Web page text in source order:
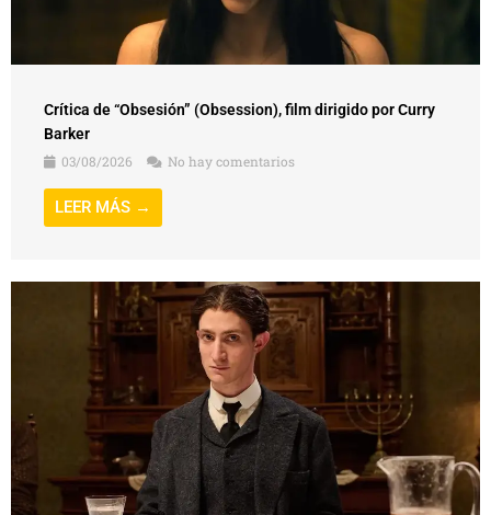
Crítica de “Obsesión” (Obsession), film dirigido por Curry
Barker
03/08/2026
No hay comentarios
LEER MÁS →